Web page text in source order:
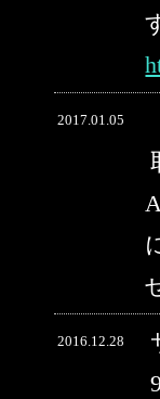
2017.01.05
2016.12.28